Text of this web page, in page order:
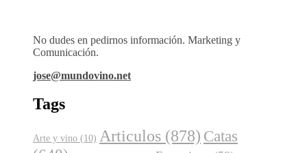
No dudes en pedirnos información. Marketing y
Comunicación.
jose@mundovino.net
Tags
Arte y vino (10) Articulos (878) Catas